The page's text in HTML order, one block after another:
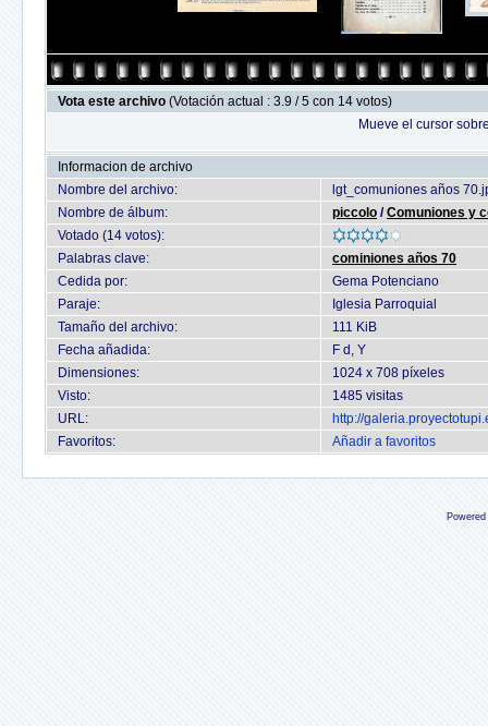
Vota este archivo (Votación actual : 3.9 / 5 con 14 votos)
Mueve el cursor
Informacion de archivo
Nombre del archivo:
lgt_comuniones años
Nombre de álbum:
piccolo /Comuniones y
Votado (14 votos):
Palabras clave:
cominiones años 70
Cedida por:
Gema Potenciano
Paraje:
Iglesia Parroquial
Tamaño del archivo:
111 KiB
Fecha añadida:
F d, Y
Dimensiones:
1024 x 708 píxeles
Visto:
1485 visitas
URL:
http://
Favoritos:
Añadir a favoritos